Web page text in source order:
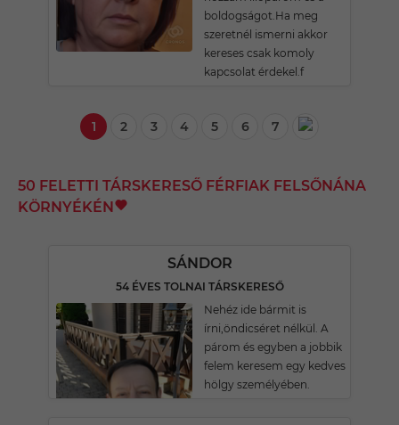
boldogságot.Ha meg
szeretnél ismerni akkor
kereses csak komoly
kapcsolat érdekel.f
1 2 3 4 5 6 7
50 FELETTI TÁRSKERESŐ FÉRFIAK FELSŐNÁNA
KÖRNYÉKÉN
SÁNDOR
54 ÉVES TOLNAI TÁRSKERESŐ
Nehéz ide bármit is
írni,öndicséret nélkül. A
párom és egyben a jobbik
felem keresem egy kedves
hölgy személyében.